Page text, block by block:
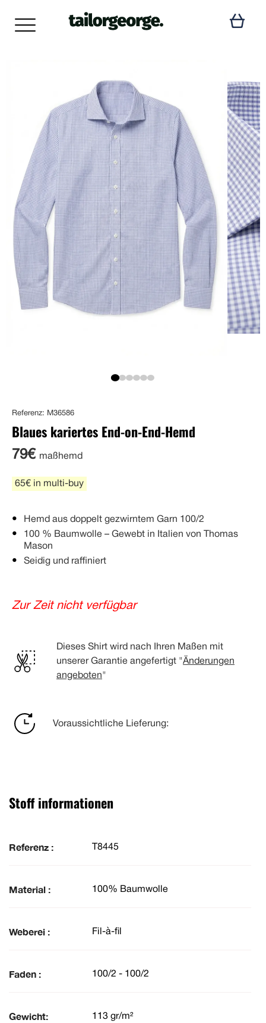
Referenz: M36586
Blaues kariertes End-on-End-Hemd
79€ maßhemd
65€ in multi-buy
Hemd aus doppelt gezwirntem Garn 100/2
100 % Baumwolle – Gewebt in Italien von Thomas
Mason
Seidig und raffiniert
Zur Zeit nicht verfügbar
Dieses Shirt wird nach Ihren Maßen mit
unserer Garantie angefertigt "Änderungen
angeboten"
Voraussichtliche Lieferung:
Stoff informationen
Referenz : T8445
Material : 100% Baumwolle
Weberei : Fil-à-fil
Faden : 100/2 - 100/2
Gewicht: 113 gr/m²